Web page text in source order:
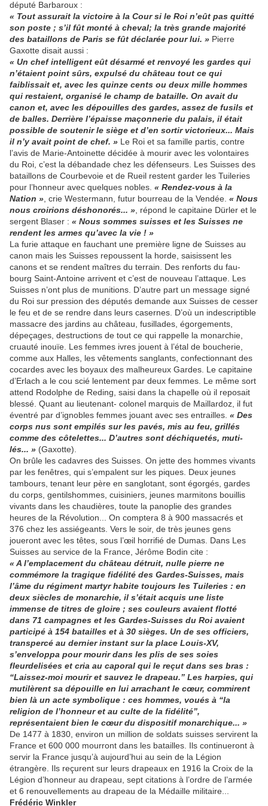
député Barbaroux :
« Tout assurait la vic­toire à la Cour si le Roi n’eût pas quitté
son poste ; s’il fût monté à che­val; la très grande majorité
des bataillons de Paris se fût déclarée pour lui. » Pierre
Gaxotte disait aussi :
« Un chef intelligent eût désarmé et renvoyé les gardes qui
n’étaient point sûrs, expulsé du château tout ce qui
faiblissait et, avec les quinze cents ou deux mille hommes
qui restaient, organisé le champ de bataille. On avait du
canon et, avec les dépouilles des gardes, assez de fusils et
de balles. Derrière l’épaisse maçonnerie du palais, il était
possible de soutenir le siège et d’en sortir victorieux... Mais
il n’y avait point de chef. » Le Roi et sa famille partis, contre
l’avis de Marie-Antoinette décidée à mourir avec les volontaires
du Roi, c’est la débandade chez les défenseurs. Les Suisses des
bataillons de Courbevoie et de Rueil restent garder les Tuileries
pour l’honneur avec quel­ques nobles. « Rendez-vous à la
Nation » , crie Westermann, futur bourreau de la Vendée. « Nous
nous croirions déshonorés... » , répond le capitaine Dürler et le
sergent Blaser : « Nous sommes suisses et les Suisses ne
rendent les armes qu’avec la vie ! »
La furie attaque en fauchant une pre­mière ligne de Suisses au
canon mais les Suisses repoussent la horde, sai­sissent les
canons et se rendent maî­tres du terrain. Des renforts du fau­
bourg Saint-Antoine arrivent et c’est de nouveau l’attaque. Les
Suisses n’ont plus de munitions. D’autre part un message signé
du Roi sur pression des députés demande aux Suisses de cesser
le feu et de se rendre dans leurs casernes. D’où un indescriptible
massacre des jardins au château, fusillades, égorgements,
dépeçages, destructions de tout ce qui rappelle la monarchie,
cruauté inouïe. Les fem­mes ivres jouent à l’étal de bouche­rie,
comme aux Halles, les vêtements sanglants, confectionnant des
cocar­des avec les boyaux des malheureux Gardes. Le capitaine
d’Erlach a le cou scié lentement par deux femmes. Le même sort
attend Rodolphe de Reding, saisi dans la chapelle où il reposait
blessé. Quant au lieutenant- colonel marquis de Maillardoz, il fut
éventré par d’ignobles femmes jouant avec ses entrailles. « Des
corps nus sont empilés sur les pavés, mis au feu, grillés
comme des côtelettes... D’autres sont déchiquetés, muti­
lés... » (Gaxotte).
On brûle les cada­vres des Suisses. On jette des hom­mes vivants
par les fenêtres, qui s’empalent sur les piques. Deux jeu­nes
tambours, tenant leur père en sanglotant, sont égorgés, gardes
du corps, gentilshommes, cuisiniers, jeunes marmitons bouillis
vivants dans les chaudières, toute la panoplie des grandes
heures de la Révolu­tion... On comptera 8 à 900 massa­crés et
376 chez les assiégeants. Vers le soir, de très jeunes gens
joueront avec les têtes, sous l’œil hor­rifié de Dumas. Dans Les
Suisses au service de la France, Jérôme Bodin cite :
« A l’emplacement du château détruit, nulle pierre ne
commémore la tragique fidélité des Gardes-Suisses, mais
l’âme du régiment martyr habite toujours les Tuileries : en
deux siècles de monarchie, il s’était acquis une liste
immense de titres de gloire ; ses couleurs avaient flotté
dans 71 campa­gnes et les Gardes-Suisses du Roi avaient
participé à 154 batailles et à 30 sièges. Un de ses officiers,
trans­percé au dernier instant sur la place Louis-XV,
s’enveloppa pour mourir dans les plis de ses soies
fleurdelisées et cria au caporal qui le reçut dans ses bras :
“Laissez-moi mourir et sauvez le drapeau.” Les harpies, qui
mutilè­rent sa dépouille en lui arrachant le cœur, commirent
bien là un acte sym­bolique : ces hommes, voués à “la
religion de l’honneur et au culte de la fidélité”,
représentaient bien le cœur du dispositif monarchique... »
De 1477 à 1830, environ un million de soldats suisses servirent la
France et 600 000 mourront dans les batail­les. Ils continueront à
servir la France jusqu’à aujourd’hui au sein de la Légion
étrangère. Ils reçurent sur leurs drapeaux en 1916 la Croix de la
Légion d’honneur au drapeau, sept citations à l’ordre de l’armée
et 6 renouvellements au drapeau de la Médaille militaire...
Frédéric Winkler